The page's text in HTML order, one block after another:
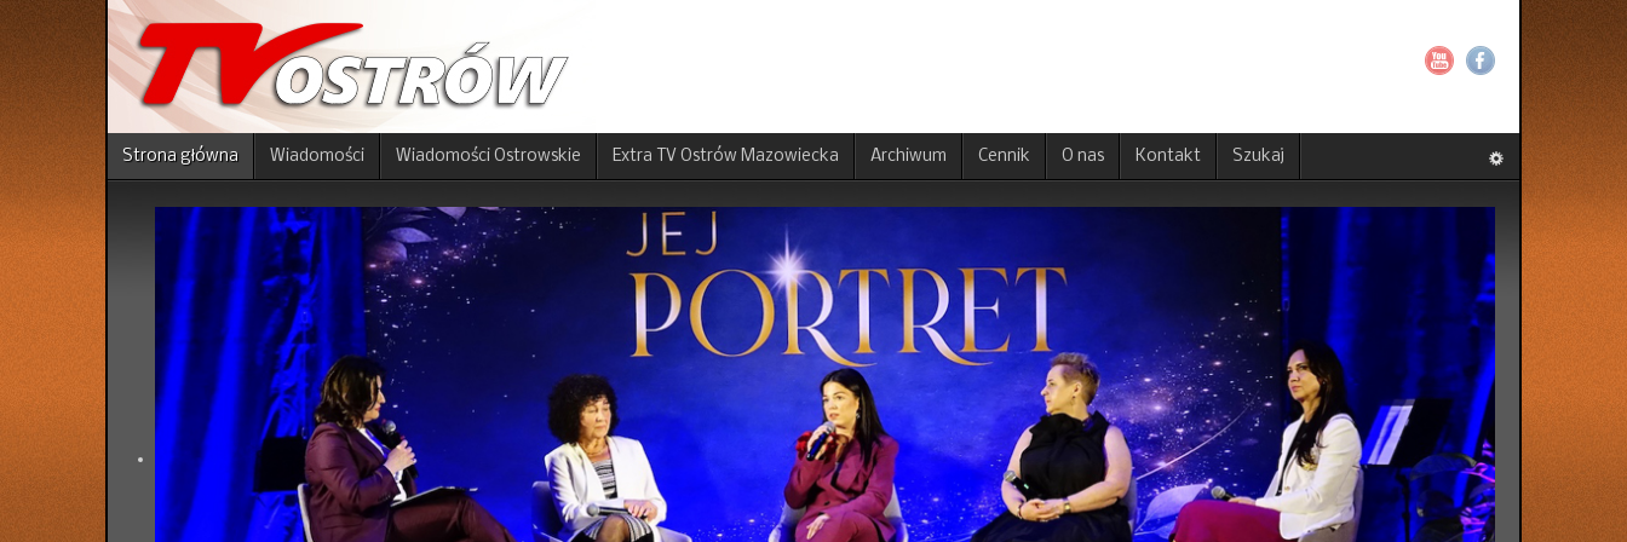
Strona główna Wiadomości Wiadomości Ostrowskie Extra TV Ostrów Mazowiecka Archiwum Cennik O nas Kontakt Szukaj